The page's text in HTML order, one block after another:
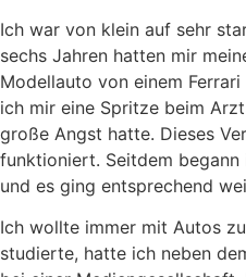
Ich war von klein auf sehr
sechs Jahren hatten mir
Modellauto von einem
ich mir eine Spritze beim
große Angst hatte. Dieses
funktioniert. Seitdem
und es ging entsprechend
Ich wollte immer mit Autos
studierte, hatte ich neben